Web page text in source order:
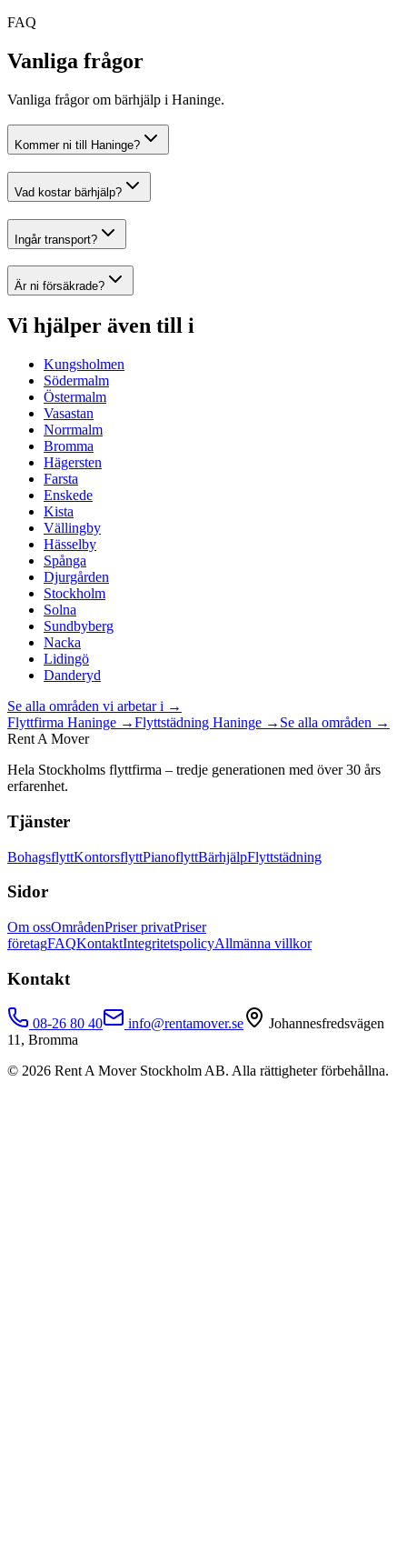
FAQ
Vanliga frågor
Vanliga frågor om bärhjälp i Haninge.
Kommer ni till Haninge?
Vad kostar bärhjälp?
Ingår transport?
Är ni försäkrade?
Vi hjälper även till i
Kungsholmen
Södermalm
Östermalm
Vasastan
Norrmalm
Bromma
Hägersten
Farsta
Enskede
Kista
Vällingby
Hässelby
Spånga
Djurgården
Stockholm
Solna
Sundbyberg
Nacka
Lidingö
Danderyd
Se alla områden vi arbetar i →
Flyttfirma Haninge →Flyttstädning Haninge → Se alla områden →
Rent A Mover
Hela Stockholms flyttfirma – tredje generationen med över 30 års
erfarenhet.
Tjänster
BohagsflyttKontorsflyttPianoflyttBärhjälpFlyttstädning
Sidor
Om ossOmrådenPriser privatPriser
företagFAQKontaktIntegritetspolicyAllmänna villkor
Kontakt
08-26 80 40 info@rentamover.se
Johannesfredsvägen
11, Bromma
© 2026 Rent A Mover Stockholm AB. Alla rättigheter förbehållna.